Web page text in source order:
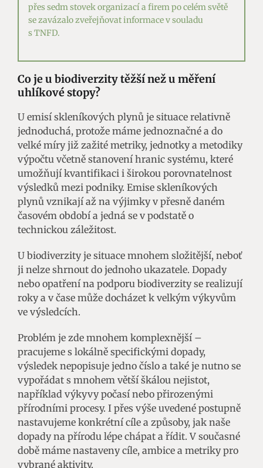
přes sedm stovek organizací a firem po celém světě
se zavázalo zveřejňovat informace v souladu
s TNFD.
Co je u biodiverzity těžší než u měření
uhlíkové stopy?
U emisí skleníkových plynů je situace relativně
jednoduchá, protože máme jednoznačné a do
velké míry již zažité metriky, jednotky a metodiky
výpočtu včetně stanovení hranic systému, které
umožňují kvantifikaci i širokou porovnatelnost
výsledků mezi podniky. Emise skleníkových
plynů vznikají až na výjimky v přesně daném
časovém období a jedná se v podstatě o
technickou záležitost.
U biodiverzity je situace mnohem složitější, neboť
ji nelze shrnout do jednoho ukazatele. Dopady
nebo opatření na podporu biodiverzity se realizují
roky a v čase může docházet k velkým výkyvům
ve výsledcích.
Problém je zde mnohem komplexnější –
pracujeme s lokálně specifickými dopady,
výsledek nepopisuje jedno číslo a také je nutno se
vypořádat s mnohem větší škálou nejistot,
například výkyvy počasí nebo přirozenými
přírodními procesy. I přes výše uvedené postupně
nastavujeme konkrétní cíle a způsoby, jak naše
dopady na přírodu lépe chápat a řídit. V současné
době máme nastaveny cíle, ambice a metriky pro
vybrané aktivity.